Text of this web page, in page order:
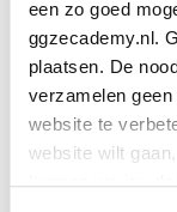
een zo goed
ggzecademy.nl.
plaatsen. De
verzamelen
website te
website wilt
kunnen we jou